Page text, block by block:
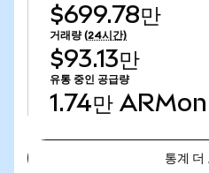
$699.78만
거래량 (24시간)
$93.13만
유통 중인 공급량
1.74만 ARMon
통계 더